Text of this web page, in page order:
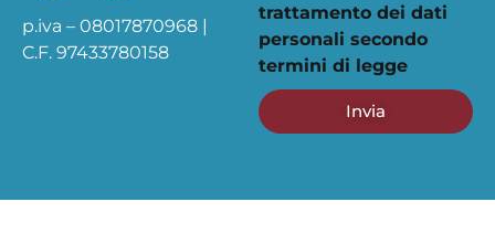
p.iva – 08017870968 |
C.F. 97433780158
trattamento dei dati
personali secondo
termini di legge
Invia